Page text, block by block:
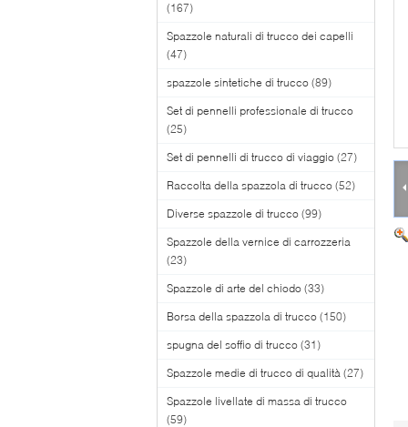
(167)
Spazzole naturali di trucco dei capelli
(47)
spazzole sintetiche di trucco (89)
Set di pennelli professionale di trucco
(25)
Set di pennelli di trucco di viaggio (27)
Raccolta della spazzola di trucco (52)
Diverse spazzole di trucco (99)
Spazzole della vernice di carrozzeria
(23)
Spazzole di arte del chiodo (33)
Borsa della spazzola di trucco (150)
spugna del soffio di trucco (31)
Spazzole medie di trucco di qualità (27)
Spazzole livellate di massa di trucco
(59)